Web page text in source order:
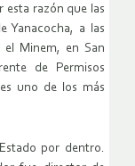
esta razón que las
Yanacocha, a las
Minem, en San
de Permisos
uno de los más
por dentro.